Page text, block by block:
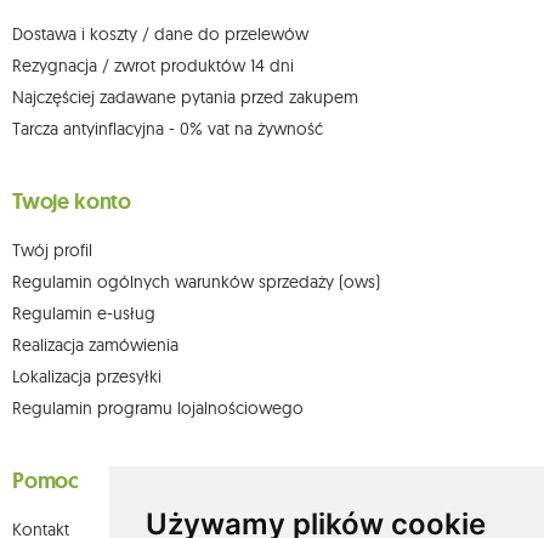
Używamy plików cookie
Więcej informacji: www.mouton.pl/ODO
Dostawa i koszty / dane do przelewów
Rezygnacja / zwrot produktów 14 dni
Najczęściej zadawane pytania przed zakupem
Tarcza antyinflacyjna - 0% vat na żywność
Twoje konto
Twój profil
Regulamin ogólnych warunków sprzedaży (ows)
Regulamin e-usług
Realizacja zamówienia
Lokalizacja przesyłki
Regulamin programu lojalnościowego
Pomoc
Kontakt